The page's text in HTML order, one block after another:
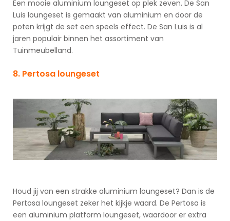
Een mooie aluminium loungeset op plek zeven. De San
Luis loungeset is gemaakt van aluminium en door de
poten krijgt de set een speels effect. De San Luis is al
jaren populair binnen het assortiment van
Tuinmeubelland.
8. Pertosa loungeset
Houd jij van een strakke aluminium loungeset? Dan is de
Pertosa loungeset zeker het kijkje waard. De Pertosa is
een aluminium platform loungeset, waardoor er extra